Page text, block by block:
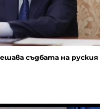
съдбата на руския